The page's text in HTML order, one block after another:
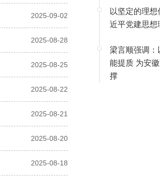
2025-09-02
2025-08-28
2025-08-25
2025-08-22
2025-08-21
2025-08-20
2025-08-18
以坚定的理
近平党建思想
梁言顺强调：
能提质 为安
撑